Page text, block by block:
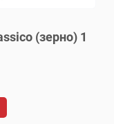
(зерно) 1